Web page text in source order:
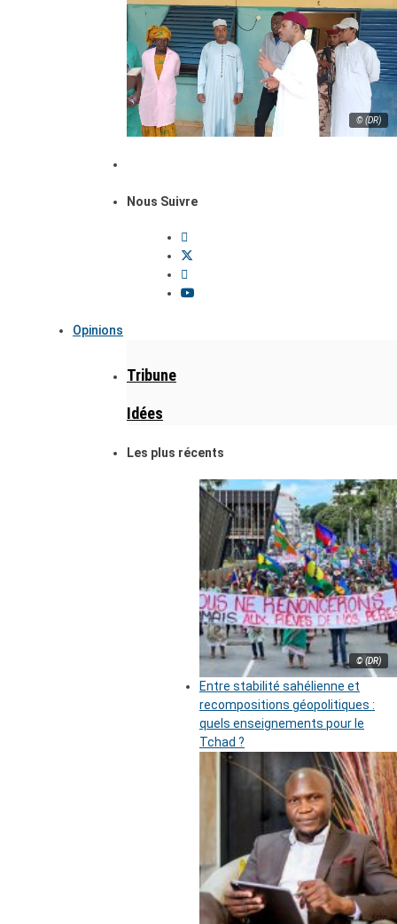
© (DR)
Nous Suivre
Opinions
Tribune
Idées
Les plus récents
© (DR)
Entre stabilité sahélienne et
recompositions géopolitiques :
quels enseignements pour le
Tchad ?